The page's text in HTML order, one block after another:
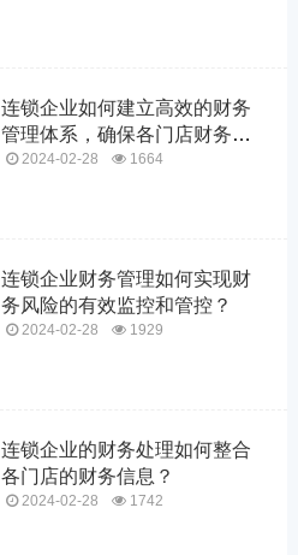
连锁企业如何建立高效的财务
管理体系，确保各门店财务数
据准确汇总？
2024-02-28 1664
连锁企业财务管理如何实现财
务风险的有效监控和管控？
2024-02-28 1929
连锁企业的财务处理如何整合
各门店的财务信息？
2024-02-28 1742